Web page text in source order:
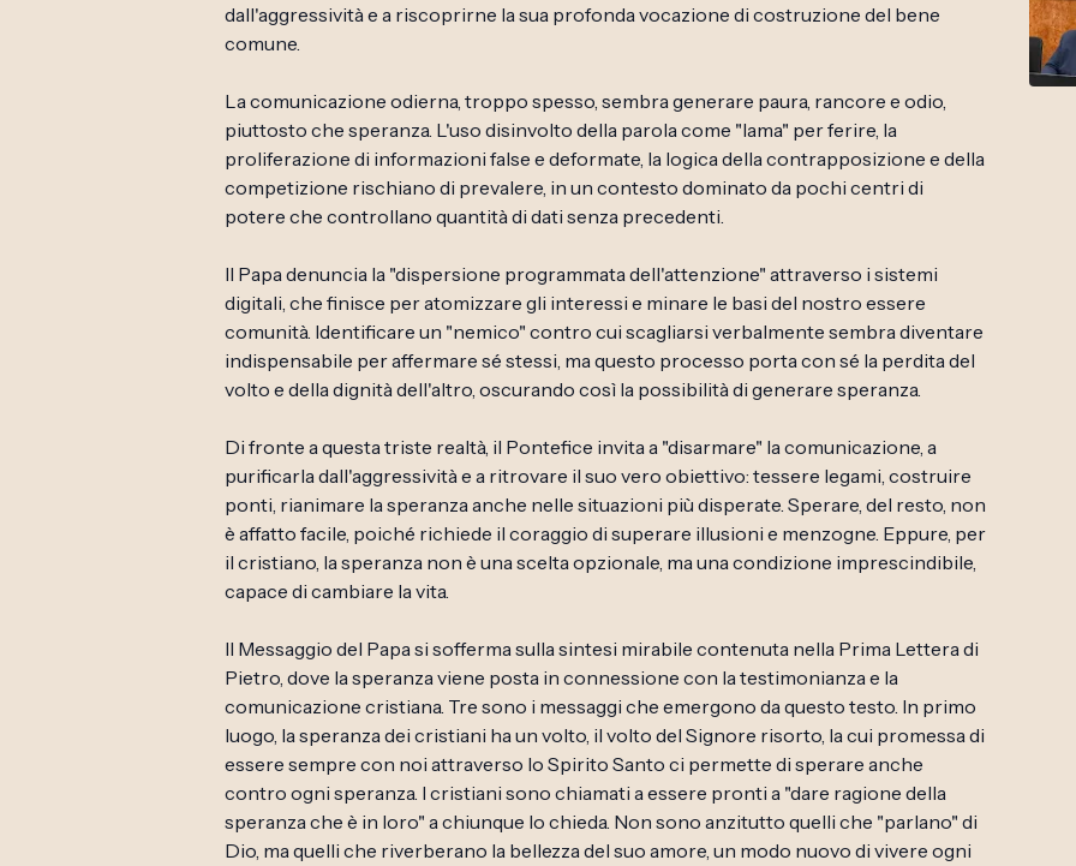
dall'aggressività e a riscoprirne la sua profonda vocazione di costruzione del bene
comune.
La comunicazione odierna, troppo spesso, sembra generare paura, rancore e odio,
piuttosto che speranza. L'uso disinvolto della parola come "lama" per ferire, la
proliferazione di informazioni false e deformate, la logica della contrapposizione e della
competizione rischiano di prevalere, in un contesto dominato da pochi centri di
potere che controllano quantità di dati senza precedenti.
Il Papa denuncia la "dispersione programmata dell'attenzione" attraverso i sistemi
digitali, che finisce per atomizzare gli interessi e minare le basi del nostro essere
comunità. Identificare un "nemico" contro cui scagliarsi verbalmente sembra diventare
indispensabile per affermare sé stessi, ma questo processo porta con sé la perdita del
volto e della dignità dell'altro, oscurando così la possibilità di generare speranza.
Di fronte a questa triste realtà, il Pontefice invita a "disarmare" la comunicazione, a
purificarla dall'aggressività e a ritrovare il suo vero obiettivo: tessere legami, costruire
ponti, rianimare la speranza anche nelle situazioni più disperate. Sperare, del resto, non
è affatto facile, poiché richiede il coraggio di superare illusioni e menzogne. Eppure, per
il cristiano, la speranza non è una scelta opzionale, ma una condizione imprescindibile,
capace di cambiare la vita.
Il Messaggio del Papa si sofferma sulla sintesi mirabile contenuta nella Prima Lettera di
Pietro, dove la speranza viene posta in connessione con la testimonianza e la
comunicazione cristiana. Tre sono i messaggi che emergono da questo testo. In primo
luogo, la speranza dei cristiani ha un volto, il volto del Signore risorto, la cui promessa di
essere sempre con noi attraverso lo Spirito Santo ci permette di sperare anche
contro ogni speranza. I cristiani sono chiamati a essere pronti a "dare ragione della
speranza che è in loro" a chiunque lo chieda. Non sono anzitutto quelli che "parlano" di
Dio, ma quelli che riverberano la bellezza del suo amore, un modo nuovo di vivere ogni